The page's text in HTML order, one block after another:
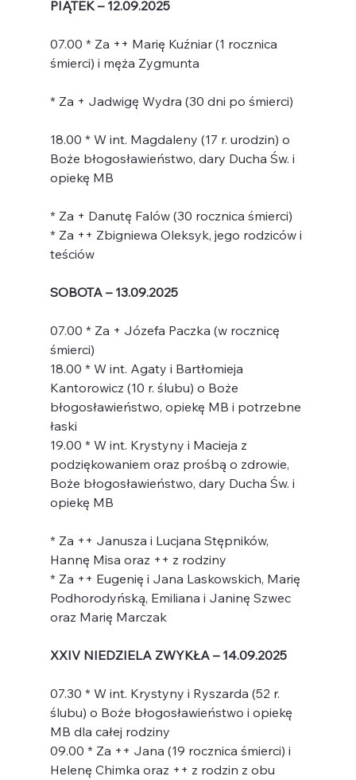
PIĄTEK – 12.09.2025
07.00 * Za ++ Marię Kuźniar (1 rocznica
śmierci) i męża Zygmunta
* Za + Jadwigę Wydra (30 dni po śmierci)
18.00 * W int. Magdaleny (17 r. urodzin) o
Boże błogosławieństwo, dary Ducha Św. i
opiekę MB
* Za + Danutę Falów (30 rocznica śmierci)
* Za ++ Zbigniewa Oleksyk, jego rodziców i
teściów
SOBOTA – 13.09.2025
07.00 * Za + Józefa Paczka (w rocznicę
śmierci)
18.00 * W int. Agaty i Bartłomieja
Kantorowicz (10 r. ślubu) o Boże
błogosławieństwo, opiekę MB i potrzebne
łaski
19.00 * W int. Krystyny i Macieja z
podziękowaniem oraz prośbą o zdrowie,
Boże błogosławieństwo, dary Ducha Św. i
opiekę MB
* Za ++ Janusza i Lucjana Stępników,
Hannę Misa oraz ++ z rodziny
* Za ++ Eugenię i Jana Laskowskich, Marię
Podhorodyńską, Emiliana i Janinę Szwec
oraz Marię Marczak
XXIV NIEDZIELA ZWYKŁA – 14.09.2025
07.30 * W int. Krystyny i Ryszarda (52 r.
ślubu) o Boże błogosławieństwo i opiekę
MB dla całej rodziny
09.00 * Za ++ Jana (19 rocznica śmierci) i
Helenę Chimka oraz ++ z rodzin z obu